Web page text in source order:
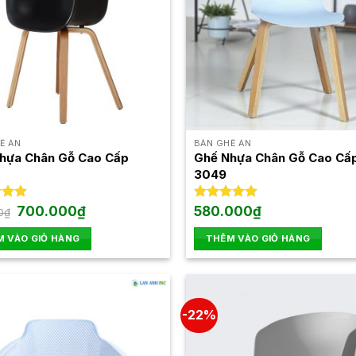
thể.
Các
tùy
chọn
trên
trang
sản
phẩm
ĂN
Chân Gỗ Cao Cấp
5.00
₫ Giá
gốc
là:
750.000₫.
700.000₫Giá
hiện
tại
là:
700.000₫.
VÀO GIỎ HÀNG
BÀN GHẾ ĂN
Ghế Nhựa Chân Gỗ Cao
3049
Được xếp
5 sao
580.000₫
THÊM VÀO GIỎ HÀNG
-22%